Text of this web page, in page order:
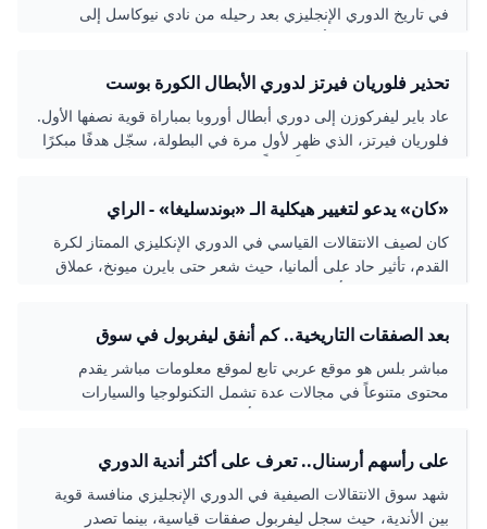
في تاريخ الدوري الإنجليزي بعد رحيله من نادي نيوكاسل إلى
ليفربول في اليوم الأخير من سوق الانتقالات الصيفية الإثنين،
الممتاز
تحذير فلوريان فيرتز لدوري الأبطال الكورة بوست
عاد باير ليفركوزن إلى دوري أبطال أوروبا بمباراة قوية نصفها الأول.
فلوريان فيرتز، الذي ظهر لأول مرة في البطولة، سجّل هدفًا مبكرًا
بعد خمس دقائق، مسجلاً رقماً
«كان» يدعو لتغيير هيكلية الـ «بوندسليغا» - الراي
كان لصيف الانتقالات القياسي في الدوري الإنكليزي الممتاز لكرة
القدم، تأثير حاد على ألمانيا، حيث شعر حتى بايرن ميونخ، عملاق
الـ«بوندسليغا»، بتأثير القوّة المالية المتنامية لكرة القدم
بعد الصفقات التاريخية.. كم أنفق ليفربول في سوق
الانتقالات الصيفية؟ - مباشر بلس
مباشر بلس هو موقع عربي تابع لموقع معلومات مباشر يقدم
محتوى متنوعاً في مجالات عدة تشمل التكنولوجيا والسيارات
والسياحة والسفر والرياضة عبر أخبار وتقارير مدعومة بالصور
على رأسهم أرسنال.. تعرف على أكثر أندية الدوري
الإنجليزي إنفاقًا يسوق الانتقالات 2025
شهد سوق الانتقالات الصيفية في الدوري الإنجليزي منافسة قوية
بين الأندية، حيث سجل ليفربول صفقات قياسية، بينما تصدر